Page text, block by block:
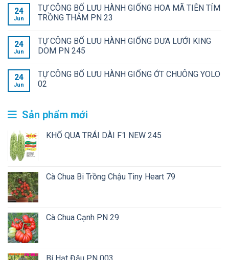
24
Jun
TỰ CÔNG BỐ LƯU HÀNH GIỐNG HOA MÃ TIÊN TÍM
TRỒNG THẢM PN 23
24
Jun
TỰ CÔNG BỐ LƯU HÀNH GIỐNG DƯA LƯỚI KING
DOM PN 245
24
Jun
TỰ CÔNG BỐ LƯU HÀNH GIỐNG ỚT CHUÔNG YOLO
02
Sản phẩm mới
KHỔ QUA TRÁI DÀI F1 NEW 245
Cà Chua Bi Trồng Chậu Tiny Heart 79
Cà Chua Cạnh PN 29